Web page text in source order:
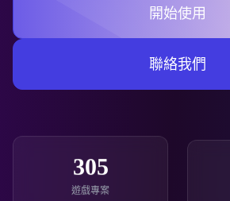
開始使用
聯絡我們
-334
遊戲專案